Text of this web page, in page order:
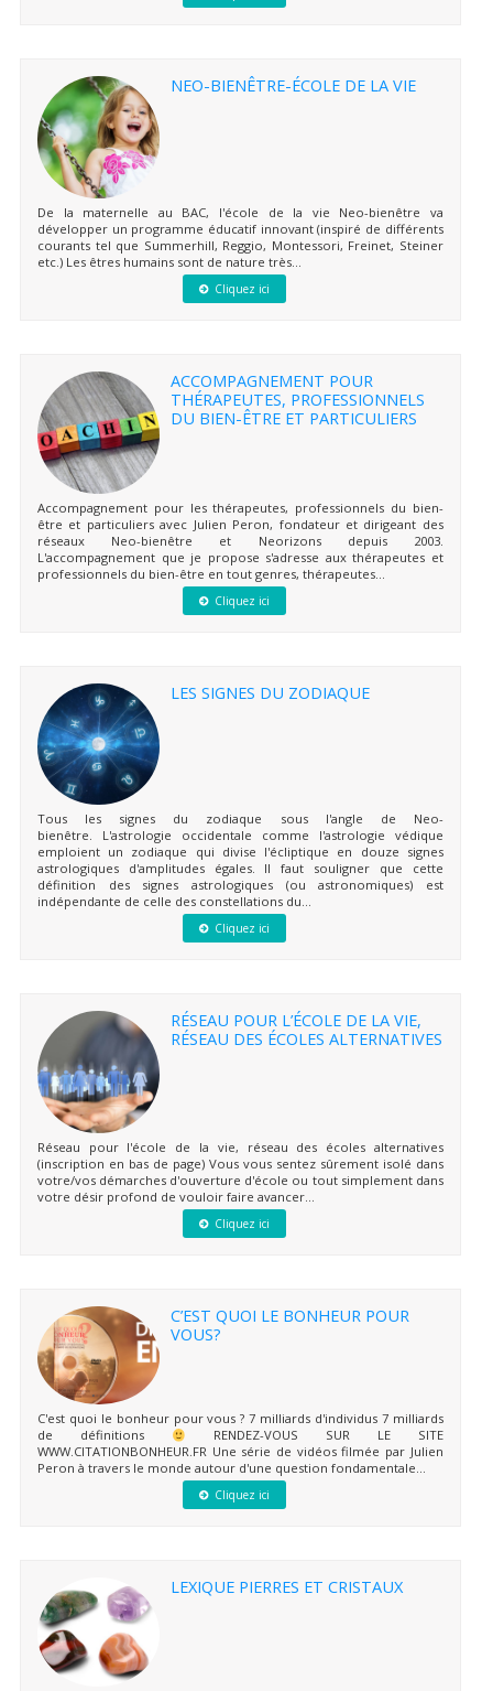
NEO-BIENÊTRE-ÉCOLE DE LA VIE
De la maternelle au BAC, l'école de la vie Neo-bienêtre va
développer un programme éducatif innovant (inspiré de différents
courants tel que Summerhill, Reggio, Montessori, Freinet, Steiner
etc.) Les êtres humains sont de nature très...
Cliquez ici
ACCOMPAGNEMENT POUR
THÉRAPEUTES, PROFESSIONNELS
DU BIEN-ÊTRE ET PARTICULIERS
Accompagnement pour les thérapeutes, professionnels du bien-
être et particuliers avec Julien Peron, fondateur et dirigeant des
réseaux Neo-bienêtre et Neorizons depuis 2003.
L'accompagnement que je propose s'adresse aux thérapeutes et
professionnels du bien-être en tout genres, thérapeutes...
Cliquez ici
LES SIGNES DU ZODIAQUE
Tous les signes du zodiaque sous l'angle de Neo-
bienêtre. L'astrologie occidentale comme l'astrologie védique
emploient un zodiaque qui divise l'écliptique en douze signes
astrologiques d'amplitudes égales. Il faut souligner que cette
définition des signes astrologiques (ou astronomiques) est
indépendante de celle des constellations du...
Cliquez ici
RÉSEAU POUR L’ÉCOLE DE LA VIE,
RÉSEAU DES ÉCOLES ALTERNATIVES
Réseau pour l'école de la vie, réseau des écoles alternatives
(inscription en bas de page) Vous vous sentez sûrement isolé dans
votre/vos démarches d'ouverture d'école ou tout simplement dans
votre désir profond de vouloir faire avancer...
Cliquez ici
C’EST QUOI LE BONHEUR POUR
VOUS?
C'est quoi le bonheur pour vous ? 7 milliards d'individus 7 milliards
de définitions
RENDEZ-VOUS SUR LE SITE
WWW.CITATIONBONHEUR.FR Une série de vidéos filmée par Julien
Peron à travers le monde autour d'une question fondamentale...
Cliquez ici
LEXIQUE PIERRES ET CRISTAUX